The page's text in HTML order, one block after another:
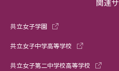
関連
共立女子学園
共立女子中学高等学校
共立女子第二中学校高等学校